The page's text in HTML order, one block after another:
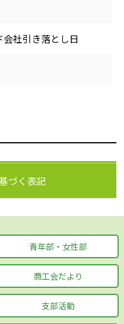
社引き落とし日
づく表記
青年部・女性部
商工会だより
支部活動